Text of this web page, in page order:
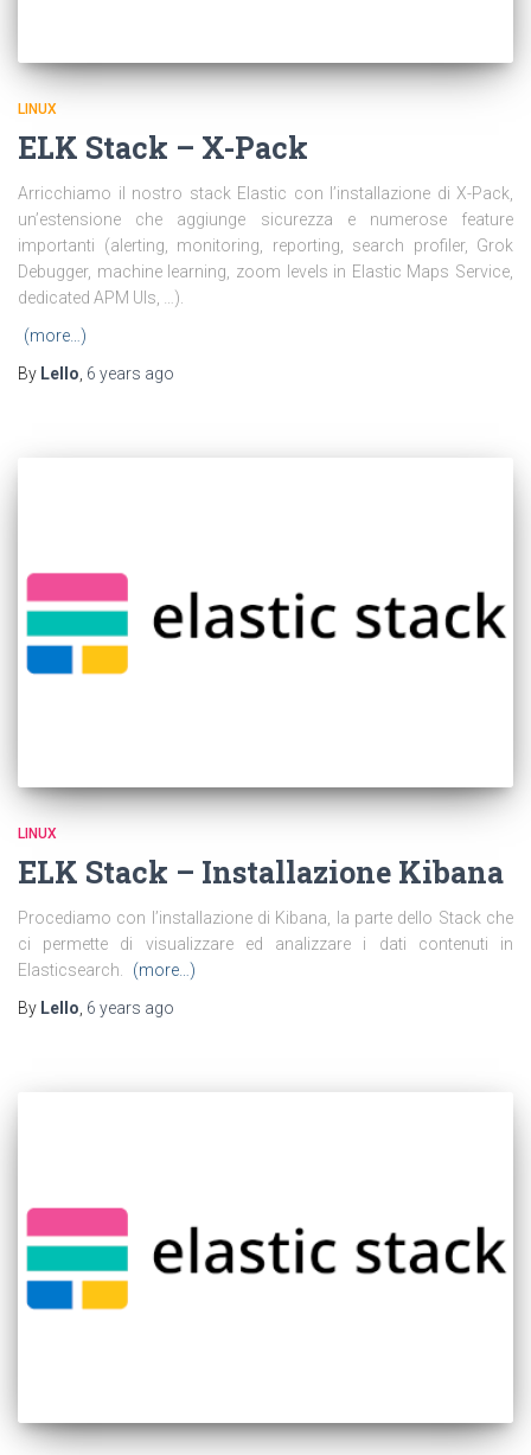
LINUX
ELK Stack – X-Pack
Arricchiamo il nostro stack Elastic con l’installazione di X-Pack,
un’estensione che aggiunge sicurezza e numerose feature
importanti (alerting, monitoring, reporting, search profiler, Grok
Debugger, machine learning, zoom levels in Elastic Maps Service,
dedicated APM UIs, …).
(more…)
By Lello 6 years ago
LINUX
ELK Stack – Installazione Kibana
Procediamo con l’installazione di Kibana, la parte dello Stack che
ci permette di visualizzare ed analizzare i dati contenuti in
Elasticsearch.
(more…)
By Lello, 6 years ago